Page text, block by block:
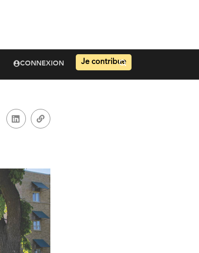
CONNEXION Je contribue